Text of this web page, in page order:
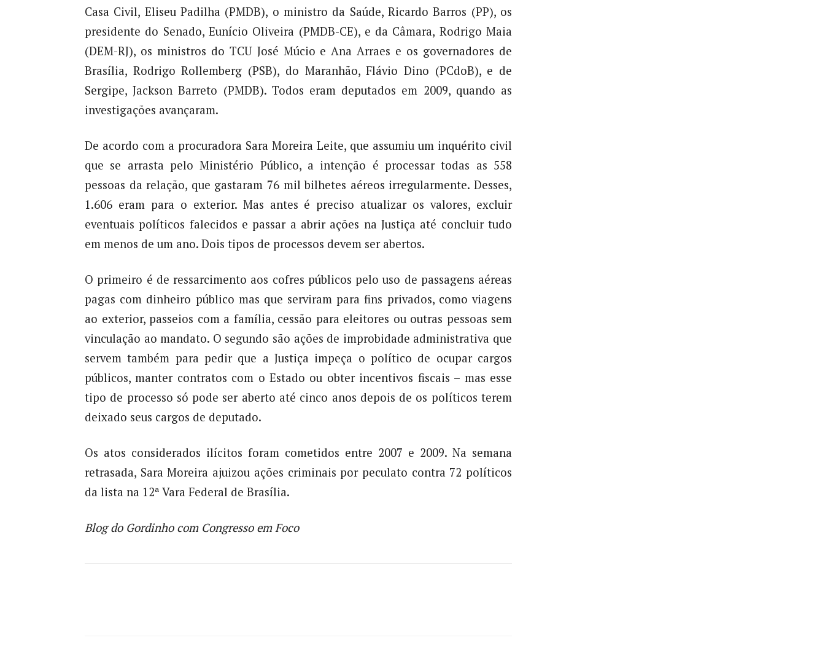
Casa Civil, Eliseu Padilha (PMDB), o ministro da Saúde, Ricardo Barros (PP), os
presidente do Senado, Eunício Oliveira (PMDB-CE), e da Câmara, Rodrigo Maia
(DEM-RJ), os ministros do TCU José Múcio e Ana Arraes e os governadores de
Brasília, Rodrigo Rollemberg (PSB), do Maranhão, Flávio Dino (PCdoB), e de
Sergipe, Jackson Barreto (PMDB). Todos eram deputados em 2009, quando as
investigações avançaram.
De acordo com a procuradora Sara Moreira Leite, que assumiu um inquérito civil
que se arrasta pelo Ministério Público, a intenção é processar todas as 558
pessoas da relação, que gastaram 76 mil bilhetes aéreos irregularmente. Desses,
1.606 eram para o exterior. Mas antes é preciso atualizar os valores, excluir
eventuais políticos falecidos e passar a abrir ações na Justiça até concluir tudo
em menos de um ano. Dois tipos de processos devem ser abertos.
O primeiro é de ressarcimento aos cofres públicos pelo uso de passagens aéreas
pagas com dinheiro público mas que serviram para fins privados, como viagens
ao exterior, passeios com a família, cessão para eleitores ou outras pessoas sem
vinculação ao mandato. O segundo são ações de improbidade administrativa que
servem também para pedir que a Justiça impeça o político de ocupar cargos
públicos, manter contratos com o Estado ou obter incentivos fiscais – mas esse
tipo de processo só pode ser aberto até cinco anos depois de os políticos terem
deixado seus cargos de deputado.
Os atos considerados ilícitos foram cometidos entre 2007 e 2009. Na semana
retrasada, Sara Moreira ajuizou ações criminais por peculato contra 72 políticos
da lista na 12ª Vara Federal de Brasília.
Blog do Gordinho com Congresso em Foco